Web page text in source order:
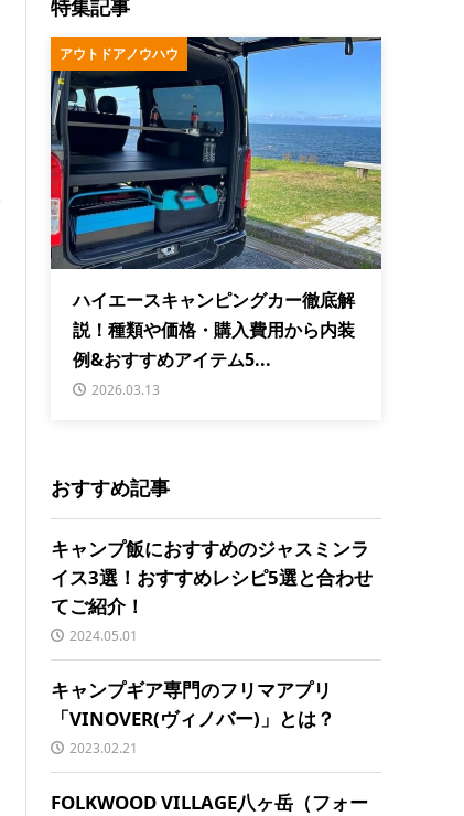
特集記事
アウトドアノウハウ
ハイエースキャンピングカー徹底解
説！種類や価格・購入費用から内装
例&おすすめアイテム5...
2026.03.13
おすすめ記事
キャンプ飯におすすめのジャスミンラ
イス3選！おすすめレシピ5選と合わせ
てご紹介！
2024.05.01
キャンプギア専門のフリマアプリ
「VINOVER(ヴィノバー)」とは？
2023.02.21
FOLKWOOD VILLAGE八ヶ岳（フォー